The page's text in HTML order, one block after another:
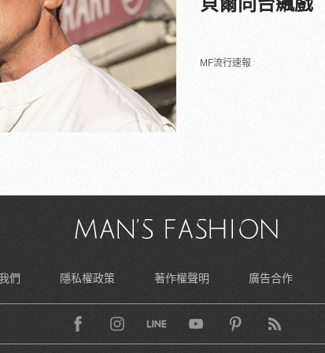
MF流行速報
們 隱私權政策 著作權聲明 廣告合作